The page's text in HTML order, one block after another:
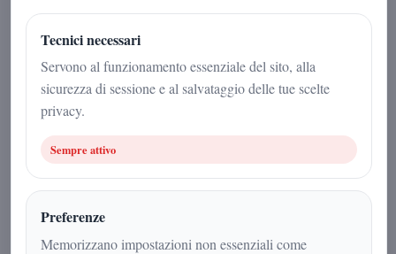
22 novembre 2025
5min | Motori
Tecnici necessari
Servono al funzionamento essenziale del sito, alla
sicurezza di sessione e al salvataggio delle tue scelte
privacy.
Sempre attivo
Preferenze
Memorizzano impostazioni non essenziali come